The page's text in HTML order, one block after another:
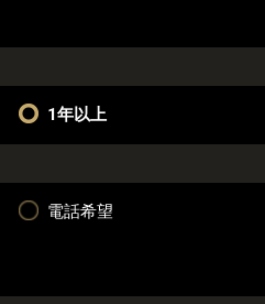
1年以上
電話希望